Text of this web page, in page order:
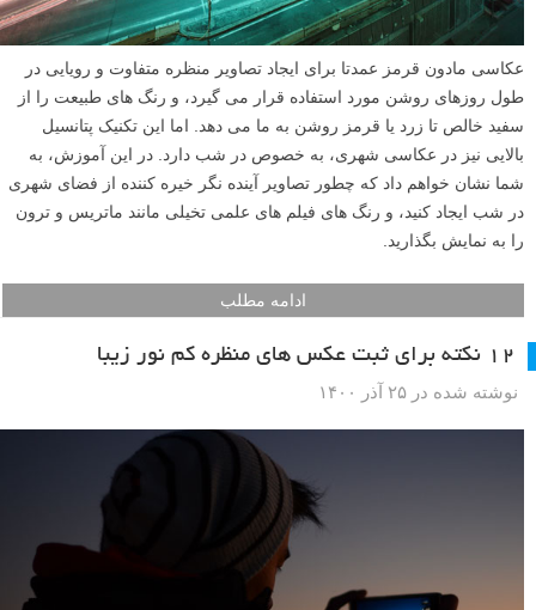
عکاسی مادون قرمز عمدتا برای ایجاد تصاویر منظره متفاوت و رویایی در
طول روزهای روشن مورد استفاده قرار می گیرد، و رنگ های طبیعت را از
سفید خالص تا زرد یا قرمز روشن به ما می دهد. اما این تکنیک پتانسیل
بالایی نیز در عکاسی شهری، به خصوص در شب دارد. در این آموزش، به
شما نشان خواهم داد که چطور تصاویر آینده نگر خیره کننده از فضای شهری
در شب ایجاد کنید، و رنگ های فیلم های علمی تخیلی مانند ماتریس و ترون
را به نمایش بگذارید.
ادامه مطلب
۱۲ نکته برای ثبت عکس های منظره کم نور زیبا
نوشته شده در ۲۵ آذر ۱۴۰۰